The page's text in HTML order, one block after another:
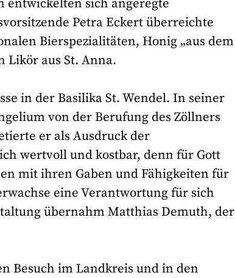
sich angeregte
Petra Eckert überreichte
Bierspezialitäten, Honig „aus dem
Likör aus St. Anna.
in der Basilika St. Wendel. In seiner
von der Berufung des Zöllners
er als Ausdruck der
wertvoll und kostbar, denn für Gott
mit ihren Gaben und Fähigkeiten für
eine Verantwortung für sich
übernahm Matthias Demuth, der
Besuch im Landkreis und in den